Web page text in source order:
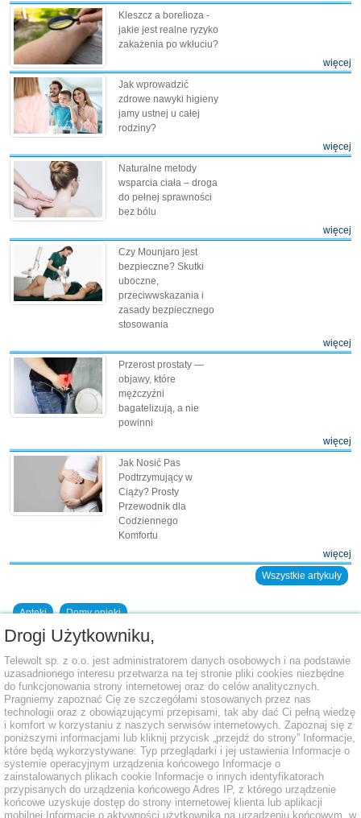
Kleszcz a borelioza -
jakie jest realne ryzyko
zakażenia po wkłuciu?
więcej
Jak wprowadzić
zdrowe nawyki higieny
jamy ustnej u całej
rodziny?
więcej
Naturalne metody
wsparcia ciała – droga
do pełnej sprawności
bez bólu
więcej
Czy Mounjaro jest
bezpieczne? Skutki
uboczne,
przeciwwskazania i
zasady bezpiecznego
stosowania
więcej
Przerost prostaty —
objawy, które
mężczyźni
bagatelizują, a nie
powinni
więcej
Jak Nosić Pas
Podtrzymujący w
Ciąży? Prosty
Przewodnik dla
Codziennego
Komfortu
więcej
Wszystkie artykuły
Apteki Domy opieki
Dodaj placówkę do bazy
Drogi Użytkowniku,
Telewolt sp. z o.o. jest administratorem danych osobowych i na podstawie
uzasadnionego interesu przetwarza na tej stronie pliki cookies niezbędne
do funkcjonowania strony internetowej oraz do celów analitycznych.
Pragniemy zapoznać Cię ze szczegółami stosowanych przez nas
technologii oraz z obowiązującymi przepisami, tak aby dać Ci pełną wiedzę
i komfort w korzystaniu z naszych serwisów internetowych. Zapoznaj się z
poniższymi informacjami lub kliknij przycisk „przejdź do strony” Informacje,
które będą wykorzystywane: Typ przeglądarki i jej ustawienia Informacje o
systemie operacyjnym urządzenia końcowego Informacje o
zainstalowanych plikach cookie Informacje o innych identyfikatorach
przypisanych do urządzenia końcowego Adres IP, z którego urządzenie
końcowe uzyskuje dostęp do strony internetowej klienta lub aplikacji
mobilnej Informacje o aktywności użytkownika na urządzeniu końcowym, w